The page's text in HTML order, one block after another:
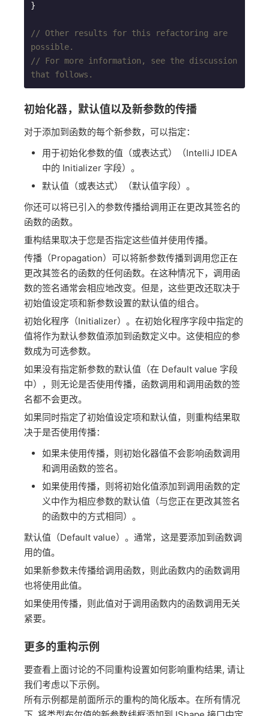
}
// Other results for this refactoring are
possible.
// For more information, see the discussion
that follows.
初始化器，默认值以及新参数的传播
对于添加到函数的每个新参数，可以指定：
用于初始化参数的值（或表达式）（IntelliJ IDEA
中的 Initializer 字段）。
默认值（或表达式）（默认值字段）。
你还可以将已引入的参数传播给调用正在更改其签名的
函数的函数。
重构结果取决于您是否指定这些值并使用传播。
传播（Propagation）可以将新参数传播到调用您正在
更改其签名的函数的任何函数。在这种情况下，调用函
数的签名通常会相应地改变。但是，这些更改还取决于
初始值设定项和新参数设置的默认值的组合。
初始化程序（Initializer）。在初始化程序字段中指定的
值将作为默认参数值添加到函数定义中。这使相应的参
数成为可选参数。
如果没有指定新参数的默认值（在 Default value 字段
中），则无论是否使用传播，函数调用和调用函数的签
名都不会更改。
如果同时指定了初始值设定项和默认值，则重构结果取
决于是否使用传播：
如果未使用传播，则初始化器值不会影响函数调用
和调用函数的签名。
如果使用传播，则将初始化值添加到调用函数的定
义中作为相应参数的默认值（与您正在更改其签名
的函数中的方式相同）。
默认值（Default value）。通常，这是要添加到函数调
用的值。
如果新参数未传播给调用函数，则此函数内的函数调用
也将使用此值。
如果使用传播，则此值对于调用函数内的函数调用无关
紧要。
更多的重构示例
要查看上面讨论的不同重构设置如何影响重构结果, 请让
我们考虑以下示例。
所有示例都是前面所示的重构的简化版本。在所有情况